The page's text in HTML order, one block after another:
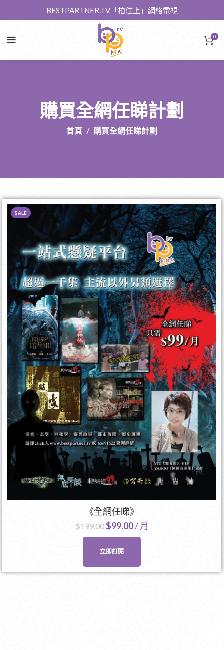
BESTPARTNER.TV「拍住上」網絡電視
0
購買全網任睇計劃
首頁 購買全網任睇計劃
SALE
《全網任睇》
$199.00$99.00/ 月
立即訂閱